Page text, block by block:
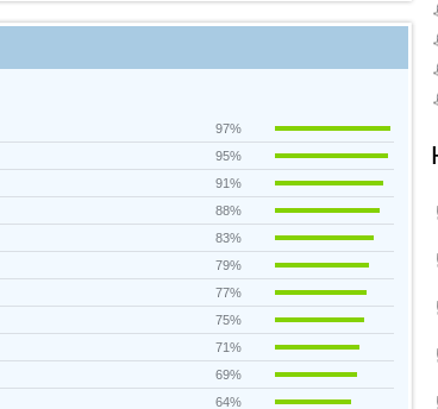
97%
95%
91%
88%
83%
79%
77%
75%
71%
69%
64%